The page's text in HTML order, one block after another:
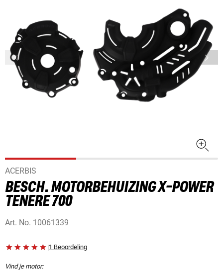
ACERBIS
BESCH. MOTORBEHUIZING X-POWER
TENERE 700
Art. No. 10061339
|1 Beoordeling
Vind je motor: